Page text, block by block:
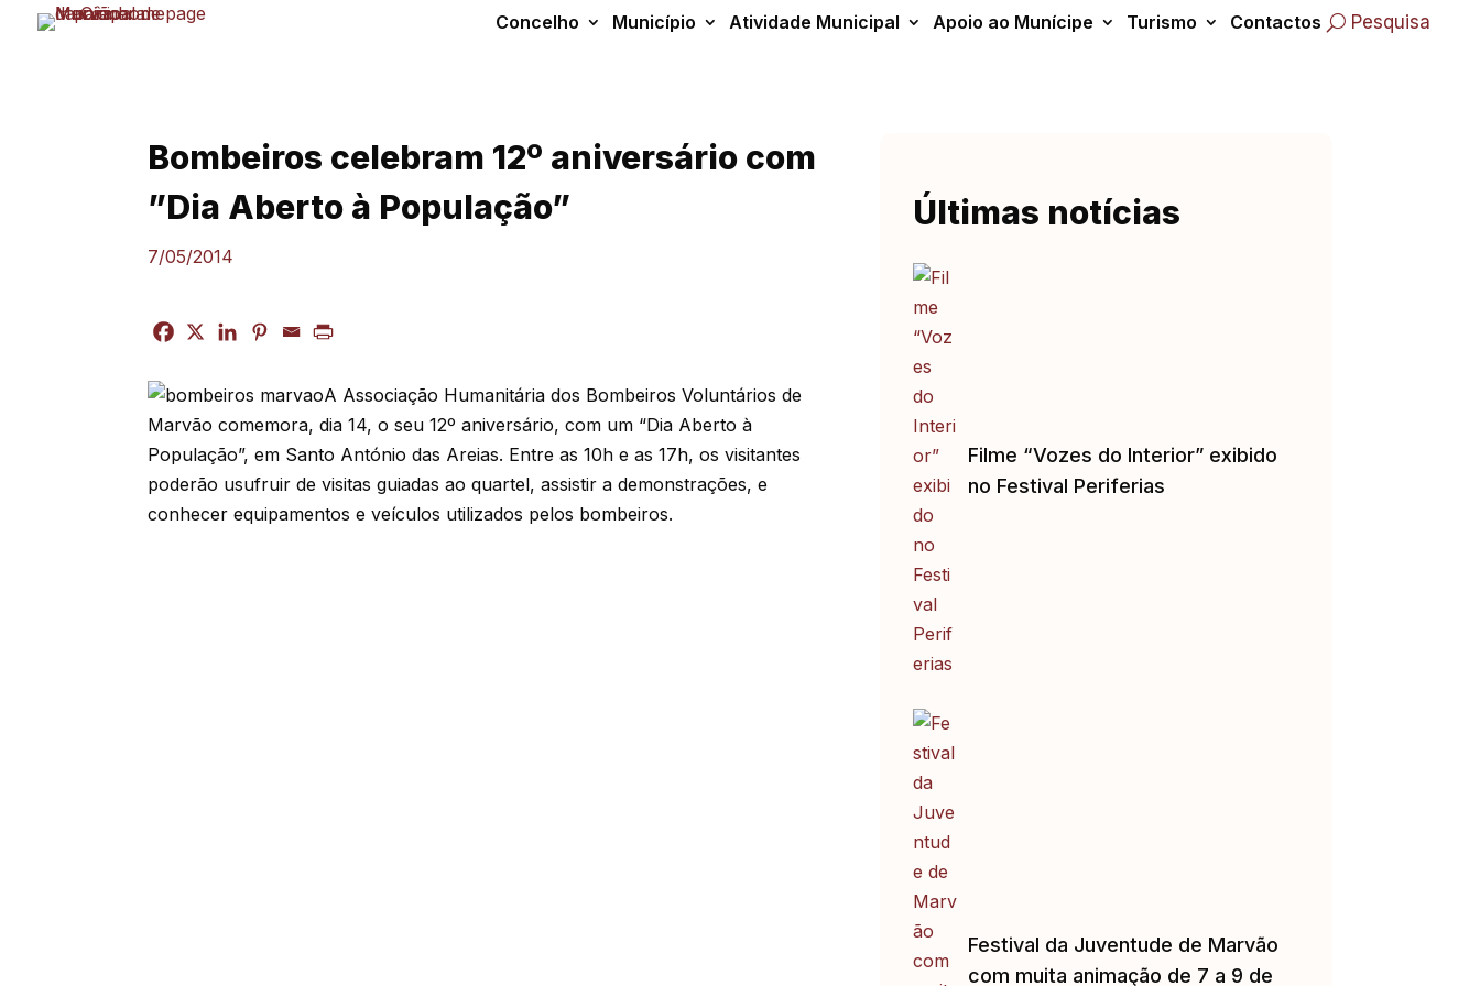
Concelho Município Atividade Municipal Apoio ao Munícipe Turismo Contactos Pesquisa
Bombeiros celebram 12º aniversário com
”Dia Aberto à População”
7/05/2014
A Associação Humanitária dos Bombeiros Voluntários de
Marvão comemora, dia 14, o seu 12º aniversário, com um “Dia Aberto à
População”, em Santo António das Areias. Entre as 10h e as 17h, os visitantes
poderão usufruir de visitas guiadas ao quartel, assistir a demonstrações, e
conhecer equipamentos e veículos utilizados pelos bombeiros.
Últimas notícias
Filme “Vozes do Interior” exibido
no Festival Periferias
Festival da Juventude de Marvão
com muita animação de 7 a 9 de